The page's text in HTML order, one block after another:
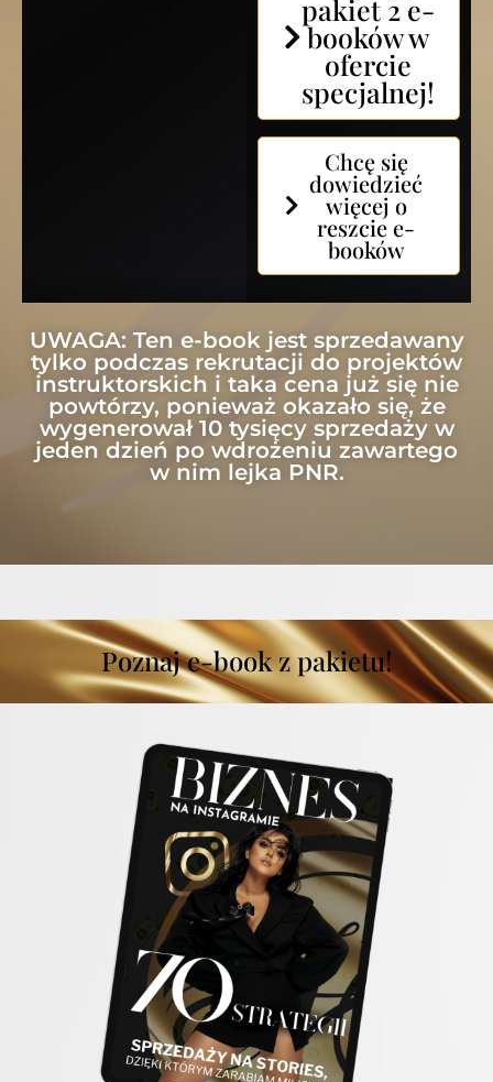
pakiet 2 e-
booków w
ofercie
specjalnej!
Chcę się
dowiedzieć
więcej o
reszcie e-
booków
UWAGA: Ten e-book jest sprzedawany
tylko podczas rekrutacji do projektów
instruktorskich i taka cena już się nie
powtórzy, ponieważ okazało się, że
wygenerował 10 tysięcy sprzedaży w
jeden dzień po wdrożeniu zawartego
w nim lejka PNR.
Poznaj e-book z pakietu!